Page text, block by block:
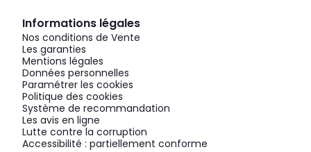
Informations légales
Nos conditions de Vente
Les garanties
Mentions légales
Données personnelles
Paramétrer les cookies
Politique des cookies
Système de recommandation
Les avis en ligne
Lutte contre la corruption
Accessibilité : partiellement conforme